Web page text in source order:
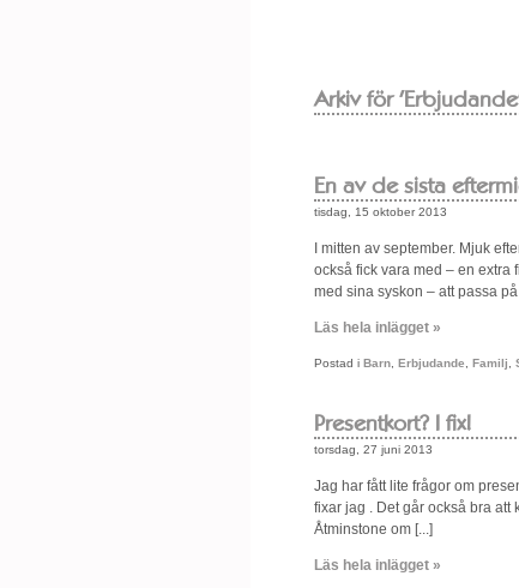
Arkiv för
En av de sista
tisdag, 15 oktober 2013
I mitten av september. Mjuk
också fick vara med – en extra
med sina syskon – att passa på
Läs hela inlägget »
Postad i Barn Erbjudande Familj
Presentkort? I fix!
torsdag, 27 juni 2013
Jag har fått lite frågor om
fixar jag . Det går också bra att
Åtminstone om [...]
Läs hela inlägget »